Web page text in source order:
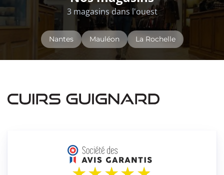
3 magasins dans l'ouest
Nantes Mauléon La Rochelle